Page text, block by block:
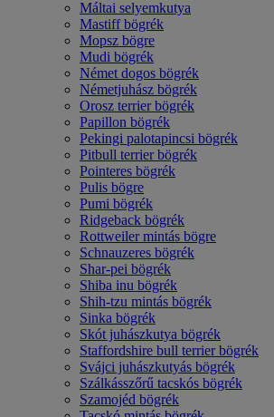
Máltai selyemkutya
Mastiff bögrék
Mopsz bögre
Mudi bögrék
Német dogos bögrék
Németjuhász bögrék
Orosz terrier bögrék
Papillon bögrék
Pekingi palotapincsi bögrék
Pitbull terrier bögrék
Pointeres bögrék
Pulis bögre
Pumi bögrék
Ridgeback bögrék
Rottweiler mintás bögre
Schnauzeres bögrék
Shar-pei bögrék
Shiba inu bögrék
Shih-tzu mintás bögrék
Sinka bögrék
Skót juhászkutya bögrék
Staffordshire bull terrier bögrék
Svájci juhászkutyás bögrék
Szálkásszőrű tacskós bögrék
Szamojéd bögrék